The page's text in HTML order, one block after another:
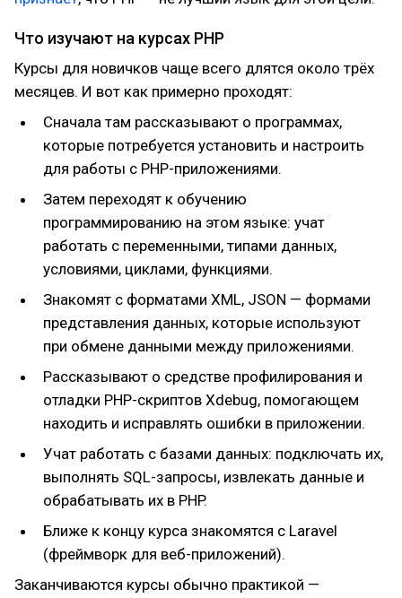
Что изучают на курсах PHP
Курсы для новичков чаще всего длятся около трёх
месяцев. И вот как примерно проходят:
Сначала там рассказывают о программах,
которые потребуется установить и настроить
для работы с PHP-приложениями.
Затем переходят к обучению
программированию на этом языке: учат
работать с переменными, типами данных,
условиями, циклами, функциями.
Знакомят с форматами XML, JSON — формами
представления данных, которые используют
при обмене данными между приложениями.
Рассказывают о средстве профилирования и
отладки PHP-скриптов Xdebug, помогающем
находить и исправлять ошибки в приложении.
Учат работать с базами данных: подключать их,
выполнять SQL-запросы, извлекать данные и
обрабатывать их в PHP.
Ближе к концу курса знакомятся с Laravel
(фреймворк для веб-приложений).
Заканчиваются курсы обычно практикой —